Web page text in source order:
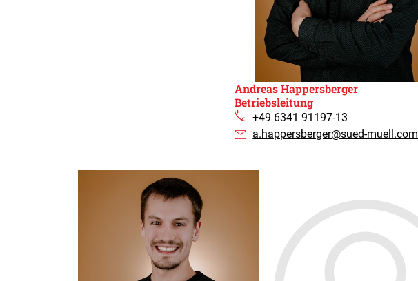
Andreas Happersberger​
Betriebsleitung
+49 6341 91197-13
a.happersberger@sued-muell.com